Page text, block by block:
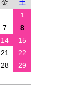
金
土
1
7
8
14
15
21
22
28
29